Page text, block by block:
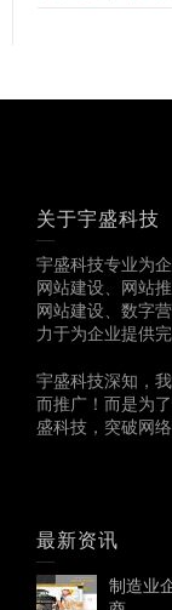
关于宇盛科技
宇盛科技专业为
网站建设、网站
网站建设、数字
力于为企业提供
宇盛科技深知，
而推广！而是为
盛科技，突破网
最新资讯
制造业